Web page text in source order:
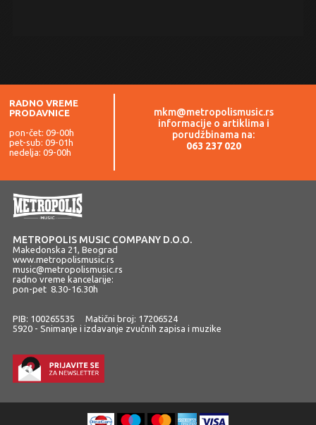
RADNO VREME
PRODAVNICE
pon-čet: 09-00h
pet-sub: 09-01h
nedelja: 09-00h
mkm@metropolismusic.rs
informacije o artiklima i
porudžbinama na:
063 237 020
METROPOLIS MUSIC COMPANY D.O.O.
Makedonska 21, Beograd
www.metropolismusic.rs
music@metropolismusic.rs
radno vreme kancelarije:
pon-pet 8.30-16.30h
PIB: 100265535 Matični broj: 17206524
5920 - Snimanje i izdavanje zvučnih zapisa i muzike